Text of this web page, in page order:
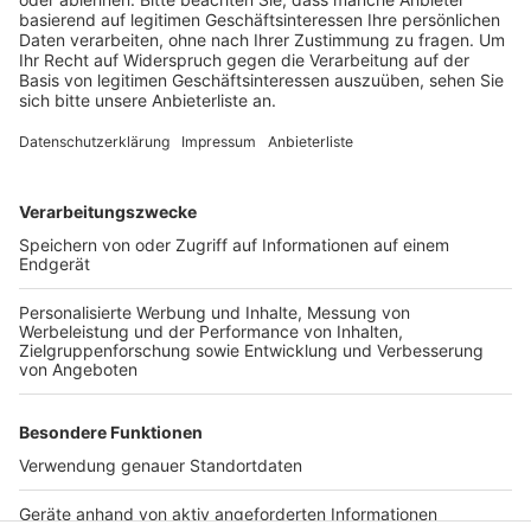
Anzeige
Neben Minigolf und Fußballgolf, gibt es zum Beispiel
auch eine Hüpfburg und Kinderschminken. Außerdem
können die Familien sich in einer Foto-Box
Anzeige
Anzeige